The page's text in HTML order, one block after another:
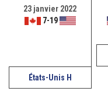
23 janvier 2022
7-19
États-Unis H